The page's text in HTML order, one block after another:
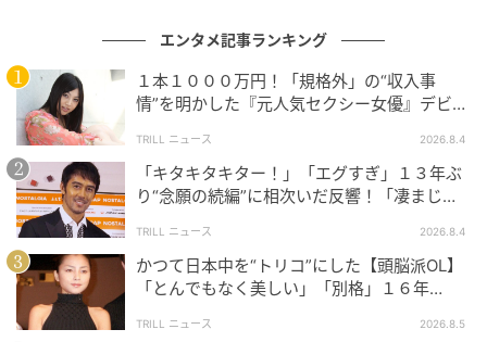
百度参りに滝行…"がむしゃら"な息子の奮闘と
喪失の日々
本作は、突然、ガンを宣告された母と、その母を救お
うとがむしゃらに奔走する息子、そして母の死という
避けられない現実に直面した家族の姿を描いた物語で
す。
母の病を知って激しく動揺したサトシでしたが、なん
エンタメ記事ランキング
１本１０００万円！「規格外」の“収入事
情”を明かした『元人気セクシー女優』デビュ
TRILL ニュース 2026.8.4
「キタキタキター！」「エグすぎ」１３年ぶ
り“念願の続編”に相次いだ反響！「凄まじく
TRILL ニュース 2026.8.4
かつて日本中を“トリコ”にした【頭脳派OL】
「とんでもなく美しい」「別格」１６年
TRILL ニュース 2026.8.5